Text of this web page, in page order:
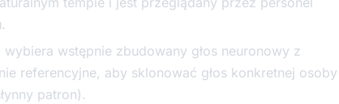
wstępnie zbudowany głos neuronowy z
referencyjne, aby sklonować głos konkretnej osoby
patron).